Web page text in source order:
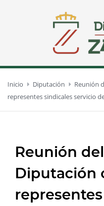
Inicio Diputación
Reunión
representes sindicales servicio
Reunión
Diputación